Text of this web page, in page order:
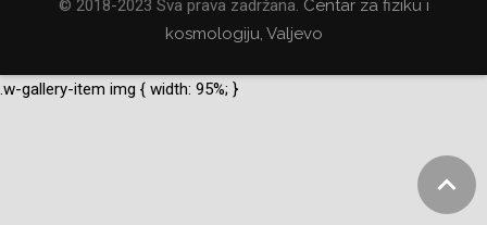
© 2018-2023 Sva prava zadržana. Centar za fiziku i
kosmologiju, Valjevo
.w-gallery-item img { width: 95%; }